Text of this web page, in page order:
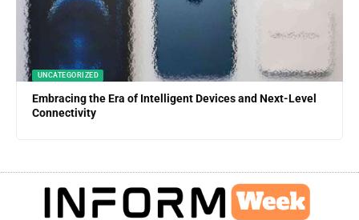
UNCATEGORIZED
Embracing the Era of Intelligent Devices and Next-Level
Connectivity